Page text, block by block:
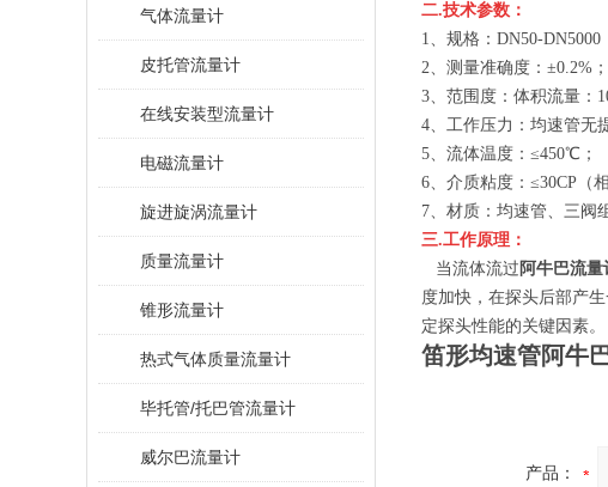
气体流量计
皮托管流量计
在线安装型流量计
电磁流量计
旋进旋涡流量计
质量流量计
锥形流量计
热式气体质量流量计
毕托管/托巴管流量计
威尔巴流量计
二.技术参数：
1、规格：DN50-DN5000
2、测量准确度：±0.2%
3、范围度：体积流量：
4、工作压力：均速管无
5、流体温度：≤450℃；
6、介质粘度：≤30CP（
7、材质：均速管、三阀
三.工作原理：
当流体流过 阿牛巴流量
度加快，在探头后部产
定探头性能的关键因素。
笛形均速管阿牛
产品：